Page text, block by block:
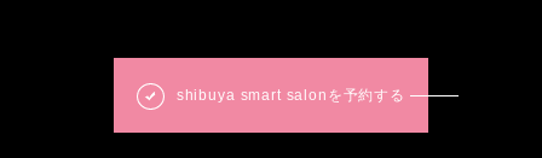
shibuya smart salonを予約する